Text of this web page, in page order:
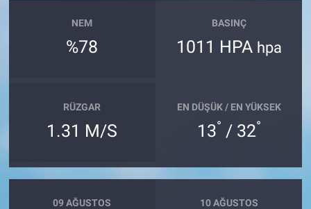
NEM
%78
BASINÇ
1011 HPA hpa
RÜZGAR
1.31 M/S
EN DÜŞÜK / EN YÜKSEK
13° / 32°
09 AĞUSTOS 10 AĞUSTOS